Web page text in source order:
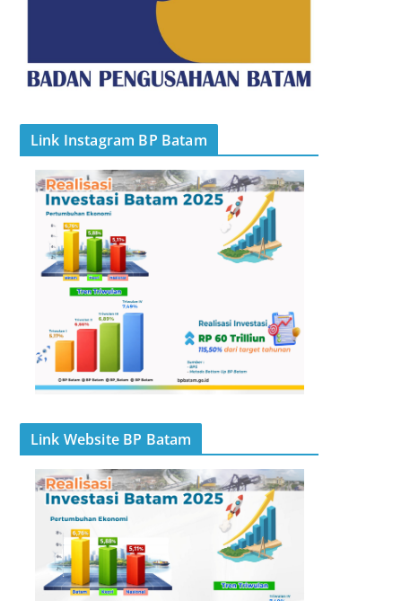
Link Instagram BP Batam
Link Website BP Batam